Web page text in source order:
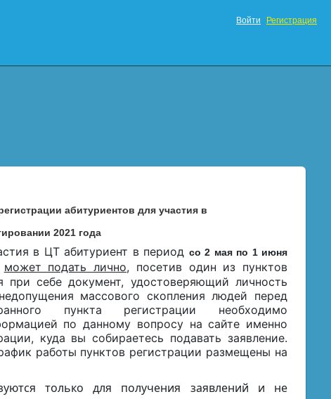
Войти Регистрация
абитуриентов для участия в
2021 года
в ЦТ абитуриент в период со 2 мая по 1 июня
может подать лично, посетив один из пунктов
при себе документ, удостоверяющий личность
массового скопления людей перед
пункта регистрации необходимо
по данному вопросу на сайте именно
куда вы собираетесь подавать заявление.
работы пунктов регистрации размещены на
только для получения заявлений и не